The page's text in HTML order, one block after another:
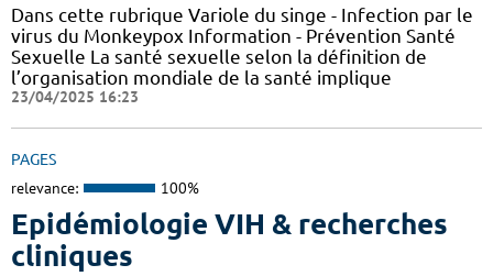
Dans cette rubrique Variole du singe - Infection par le
virus du Monkeypox Information - Prévention Santé
Sexuelle La santé sexuelle selon la définition de
l’organisation mondiale de la santé implique
23/04/2025 16:23
PAGES
relevance: 100%
Epidémiologie VIH & recherches
cliniques